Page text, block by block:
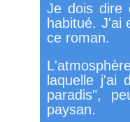
Je dois dire
habitué. J'ai
ce roman.
laquelle j'ai
paradis",
paysan.